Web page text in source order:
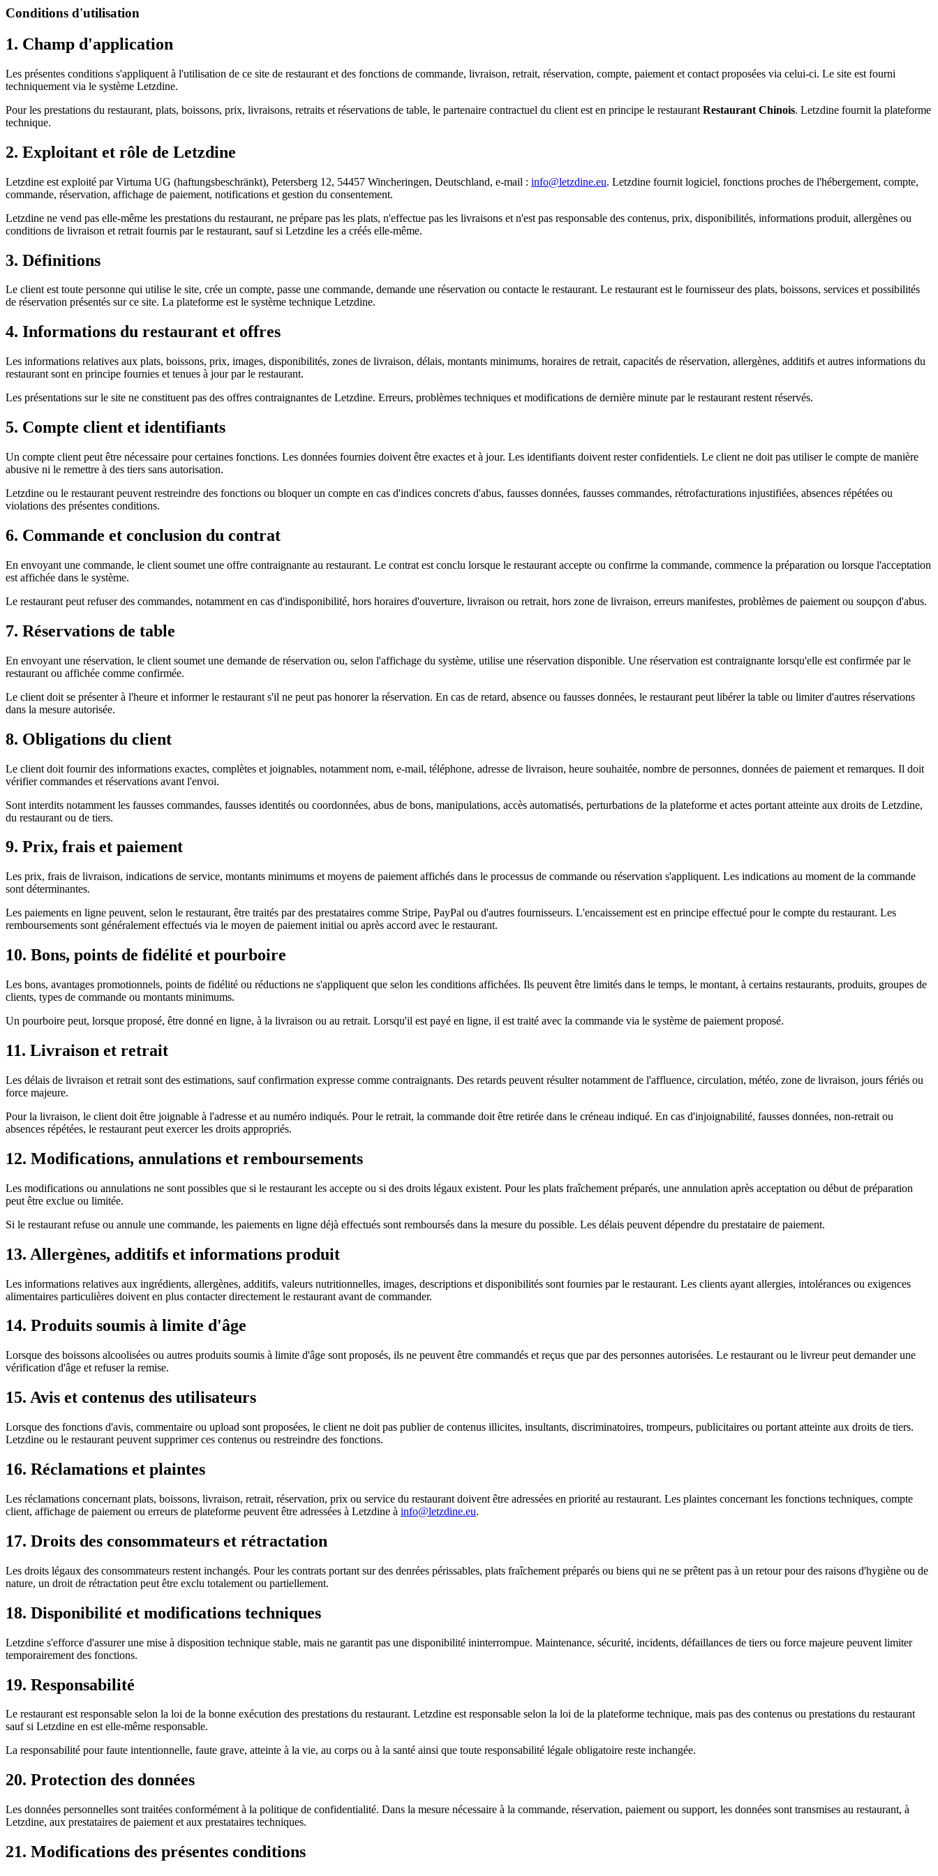
Conditions d'utilisation
1. Champ d'application
Les présentes conditions s'appliquent à l'utilisation de ce site de restaurant et des fonctions de commande, livraison, retrait, réservation, compte, paiement et contact proposées via celui-ci. Le site est fourni
techniquement via le système Letzdine.
Pour les prestations du restaurant, plats, boissons, prix, livraisons, retraits et réservations de table, le partenaire contractuel du client est en principe le restaurant Restaurant Chinois. Letzdine fournit la plateforme
technique.
2. Exploitant et rôle de Letzdine
Letzdine est exploité par Virtuma UG (haftungsbeschränkt), Petersberg 12, 54457 Wincheringen, Deutschland, e-mail : info@letzdine.eu. Letzdine fournit logiciel, fonctions proches de l'hébergement, compte,
commande, réservation, affichage de paiement, notifications et gestion du consentement.
Letzdine ne vend pas elle-même les prestations du restaurant, ne prépare pas les plats, n'effectue pas les livraisons et n'est pas responsable des contenus, prix, disponibilités, informations produit, allergènes ou
conditions de livraison et retrait fournis par le restaurant, sauf si Letzdine les a créés elle-même.
3. Définitions
Le client est toute personne qui utilise le site, crée un compte, passe une commande, demande une réservation ou contacte le restaurant. Le restaurant est le fournisseur des plats, boissons, services et possibilités
de réservation présentés sur ce site. La plateforme est le système technique Letzdine.
4. Informations du restaurant et offres
Les informations relatives aux plats, boissons, prix, images, disponibilités, zones de livraison, délais, montants minimums, horaires de retrait, capacités de réservation, allergènes, additifs et autres informations du
restaurant sont en principe fournies et tenues à jour par le restaurant.
Les présentations sur le site ne constituent pas des offres contraignantes de Letzdine. Erreurs, problèmes techniques et modifications de dernière minute par le restaurant restent réservés.
5. Compte client et identifiants
Un compte client peut être nécessaire pour certaines fonctions. Les données fournies doivent être exactes et à jour. Les identifiants doivent rester confidentiels. Le client ne doit pas utiliser le compte de manière
abusive ni le remettre à des tiers sans autorisation.
Letzdine ou le restaurant peuvent restreindre des fonctions ou bloquer un compte en cas d'indices concrets d'abus, fausses données, fausses commandes, rétrofacturations injustifiées, absences répétées ou
violations des présentes conditions.
6. Commande et conclusion du contrat
En envoyant une commande, le client soumet une offre contraignante au restaurant. Le contrat est conclu lorsque le restaurant accepte ou confirme la commande, commence la préparation ou lorsque l'acceptation
est affichée dans le système.
Le restaurant peut refuser des commandes, notamment en cas d'indisponibilité, hors horaires d'ouverture, livraison ou retrait, hors zone de livraison, erreurs manifestes, problèmes de paiement ou soupçon d'abus.
7. Réservations de table
En envoyant une réservation, le client soumet une demande de réservation ou, selon l'affichage du système, utilise une réservation disponible. Une réservation est contraignante lorsqu'elle est confirmée par le
restaurant ou affichée comme confirmée.
Le client doit se présenter à l'heure et informer le restaurant s'il ne peut pas honorer la réservation. En cas de retard, absence ou fausses données, le restaurant peut libérer la table ou limiter d'autres réservations
dans la mesure autorisée.
8. Obligations du client
Le client doit fournir des informations exactes, complètes et joignables, notamment nom, e-mail, téléphone, adresse de livraison, heure souhaitée, nombre de personnes, données de paiement et remarques. Il doit
vérifier commandes et réservations avant l'envoi.
Sont interdits notamment les fausses commandes, fausses identités ou coordonnées, abus de bons, manipulations, accès automatisés, perturbations de la plateforme et actes portant atteinte aux droits de Letzdine,
du restaurant ou de tiers.
9. Prix, frais et paiement
Les prix, frais de livraison, indications de service, montants minimums et moyens de paiement affichés dans le processus de commande ou réservation s'appliquent. Les indications au moment de la commande
sont déterminantes.
Les paiements en ligne peuvent, selon le restaurant, être traités par des prestataires comme Stripe, PayPal ou d'autres fournisseurs. L'encaissement est en principe effectué pour le compte du restaurant. Les
remboursements sont généralement effectués via le moyen de paiement initial ou après accord avec le restaurant.
10. Bons, points de fidélité et pourboire
Les bons, avantages promotionnels, points de fidélité ou réductions ne s'appliquent que selon les conditions affichées. Ils peuvent être limités dans le temps, le montant, à certains restaurants, produits, groupes de
clients, types de commande ou montants minimums.
Un pourboire peut, lorsque proposé, être donné en ligne, à la livraison ou au retrait. Lorsqu'il est payé en ligne, il est traité avec la commande via le système de paiement proposé.
11. Livraison et retrait
Les délais de livraison et retrait sont des estimations, sauf confirmation expresse comme contraignants. Des retards peuvent résulter notamment de l'affluence, circulation, météo, zone de livraison, jours fériés ou
force majeure.
Pour la livraison, le client doit être joignable à l'adresse et au numéro indiqués. Pour le retrait, la commande doit être retirée dans le créneau indiqué. En cas d'injoignabilité, fausses données, non-retrait ou
absences répétées, le restaurant peut exercer les droits appropriés.
12. Modifications, annulations et remboursements
Les modifications ou annulations ne sont possibles que si le restaurant les accepte ou si des droits légaux existent. Pour les plats fraîchement préparés, une annulation après acceptation ou début de préparation
peut être exclue ou limitée.
Si le restaurant refuse ou annule une commande, les paiements en ligne déjà effectués sont remboursés dans la mesure du possible. Les délais peuvent dépendre du prestataire de paiement.
13. Allergènes, additifs et informations produit
Les informations relatives aux ingrédients, allergènes, additifs, valeurs nutritionnelles, images, descriptions et disponibilités sont fournies par le restaurant. Les clients ayant allergies, intolérances ou exigences
alimentaires particulières doivent en plus contacter directement le restaurant avant de commander.
14. Produits soumis à limite d'âge
Lorsque des boissons alcoolisées ou autres produits soumis à limite d'âge sont proposés, ils ne peuvent être commandés et reçus que par des personnes autorisées. Le restaurant ou le livreur peut demander une
vérification d'âge et refuser la remise.
15. Avis et contenus des utilisateurs
Lorsque des fonctions d'avis, commentaire ou upload sont proposées, le client ne doit pas publier de contenus illicites, insultants, discriminatoires, trompeurs, publicitaires ou portant atteinte aux droits de tiers.
Letzdine ou le restaurant peuvent supprimer ces contenus ou restreindre des fonctions.
16. Réclamations et plaintes
Les réclamations concernant plats, boissons, livraison, retrait, réservation, prix ou service du restaurant doivent être adressées en priorité au restaurant. Les plaintes concernant les fonctions techniques, compte
client, affichage de paiement ou erreurs de plateforme peuvent être adressées à Letzdine à info@letzdine.eu.
17. Droits des consommateurs et rétractation
Les droits légaux des consommateurs restent inchangés. Pour les contrats portant sur des denrées périssables, plats fraîchement préparés ou biens qui ne se prêtent pas à un retour pour des raisons d'hygiène ou de
nature, un droit de rétractation peut être exclu totalement ou partiellement.
18. Disponibilité et modifications techniques
Letzdine s'efforce d'assurer une mise à disposition technique stable, mais ne garantit pas une disponibilité ininterrompue. Maintenance, sécurité, incidents, défaillances de tiers ou force majeure peuvent limiter
temporairement des fonctions.
19. Responsabilité
Le restaurant est responsable selon la loi de la bonne exécution des prestations du restaurant. Letzdine est responsable selon la loi de la plateforme technique, mais pas des contenus ou prestations du restaurant
sauf si Letzdine en est elle-même responsable.
La responsabilité pour faute intentionnelle, faute grave, atteinte à la vie, au corps ou à la santé ainsi que toute responsabilité légale obligatoire reste inchangée.
20. Protection des données
Les données personnelles sont traitées conformément à la politique de confidentialité. Dans la mesure nécessaire à la commande, réservation, paiement ou support, les données sont transmises au restaurant, à
Letzdine, aux prestataires de paiement et aux prestataires techniques.
21. Modifications des présentes conditions